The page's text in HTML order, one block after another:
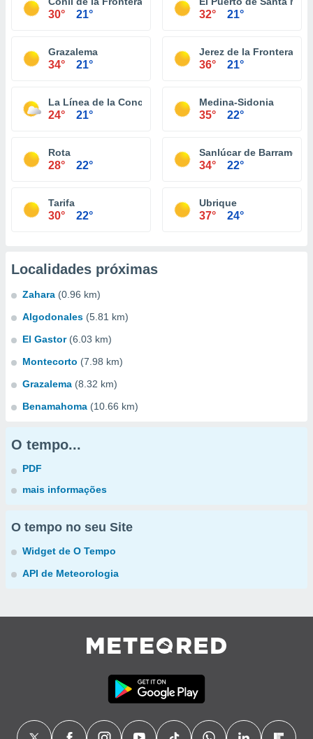
30° 21° 32° 21°
Grazalema
34° 21°
Jerez de la Frontera
36° 21°
La Línea de la Concepción
24° 21°
Medina-Sidonia
35° 22°
Rota
28° 22°
Sanlúcar de Barrameda
34° 22°
Tarifa
30° 22°
Ubrique
37° 24°
Localidades próximas
Zahara (0.96 km)
Algodonales (5.81 km)
El Gastor (6.03 km)
Montecorto (7.98 km)
Grazalema (8.32 km)
Benamahoma (10.66 km)
O tempo...
PDF
mais informações
O tempo no seu Site
Widget de O Tempo
API de Meteorologia